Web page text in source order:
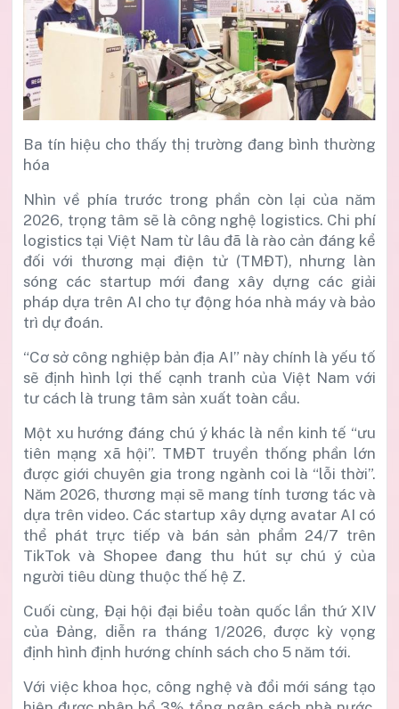
Ba tín hiệu cho thấy thị trường đang bình thường
hóa
Nhìn về phía trước trong phần còn lại của năm
2026, trọng tâm sẽ là công nghệ logistics. Chi phí
logistics tại Việt Nam từ lâu đã là rào cản đáng kể
đối với thương mại điện tử (TMĐT), nhưng làn
sóng các startup mới đang xây dựng các giải
pháp dựa trên AI cho tự động hóa nhà máy và bảo
trì dự đoán.
“Cơ sở công nghiệp bản địa AI” này chính là yếu tố
sẽ định hình lợi thế cạnh tranh của Việt Nam với
tư cách là trung tâm sản xuất toàn cầu.
Một xu hướng đáng chú ý khác là nền kinh tế “ưu
tiên mạng xã hội”. TMĐT truyền thống phần lớn
được giới chuyên gia trong ngành coi là “lỗi thời”.
Năm 2026, thương mại sẽ mang tính tương tác và
dựa trên video. Các startup xây dựng avatar AI có
thể phát trực tiếp và bán sản phẩm 24/7 trên
TikTok và Shopee đang thu hút sự chú ý của
người tiêu dùng thuộc thế hệ Z.
Cuối cùng, Đại hội đại biểu toàn quốc lần thứ XIV
của Đảng, diễn ra tháng 1/2026, được kỳ vọng
định hình định hướng chính sách cho 5 năm tới.
Với việc khoa học, công nghệ và đổi mới sáng tạo